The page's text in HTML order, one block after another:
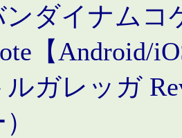
ンダイナムコ
【Android/
ガレッガ